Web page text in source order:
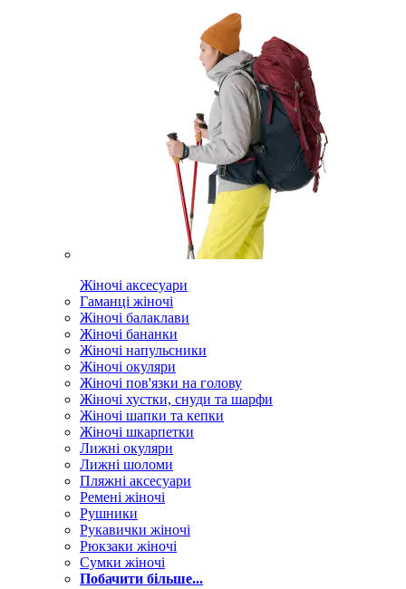
Жіночі аксесуари
Гаманці жіночі
Жіночі балаклави
Жіночі бананки
Жіночі напульсники
Жіночі окуляри
Жіночі пов'язки на голову
Жіночі хустки, снуди та шарфи
Жіночі шапки та кепки
Жіночі шкарпетки
Лижні окуляри
Лижні шоломи
Пляжні аксесуари
Ремені жіночі
Рушники
Рукавички жіночі
Рюкзаки жіночі
Сумки жіночі
Побачити більше...